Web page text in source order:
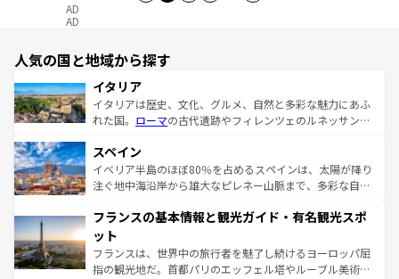
AD
AD
人気の国と地域から探す
イタリア
イタリアは歴史、文化、グルメ、自然と多彩な魅力にあふ
れた国。 ローマの古代遺跡やフィレンツェのルネッサンス
ろん、トスカーナの美しい田園風景やアマルフィ海岸の絶
景など、自然景観も見逃せない。観光の合間には、本場の
ピザやパスタなど、絶品のイタリア料理を堪能することも
ませてくれるイタリアで、忘れられない旅をしてみよう！
なお、新着のイタリア情報は
しい。
スペイン
イベリア半島のほぼ80％を占めるスペインは、太陽が降り
注ぐ地中海沿岸から雄大なピレネー山脈まで、多彩な自然
文化が根付くこの国では、情熱的なフラメンコ、熱気あふ
れる闘牛、そして美味しいタパスが生活の一部となってい
る。首都マドリードの洗練された雰囲気や、バルセロナの
アートに溢れた街角から、地方では古代ローマ遺跡や中世
フランスの基本情報と観光ガイド・有名観光スポ
ット
フランスは、世界中の旅行者を魅了し続けるヨーロッパ屈
指の観光地だ。首都パリのエッフェル塔やルーブル美術館